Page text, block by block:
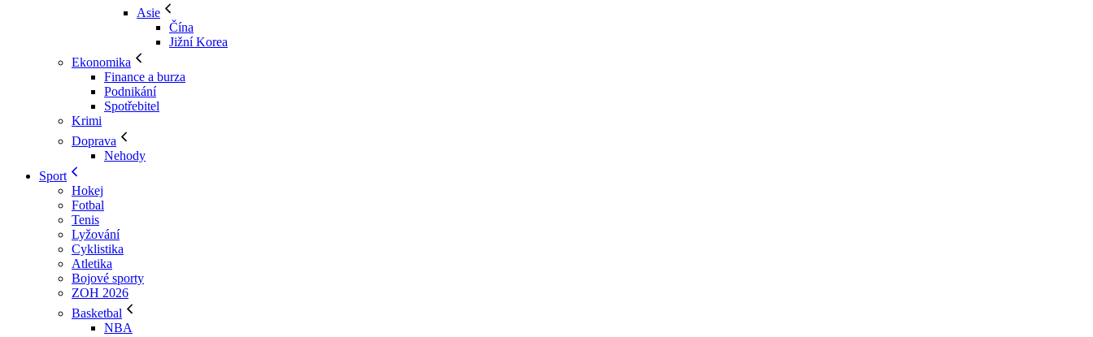
Asie
Čína
Jižní Korea
Ekonomika
Finance a burza
Podnikání
Spotřebitel
Krimi
Doprava
Nehody
Sport
Hokej
Fotbal
Tenis
Lyžování
Cyklistika
Atletika
Bojové sporty
ZOH 2026
Basketbal
NBA